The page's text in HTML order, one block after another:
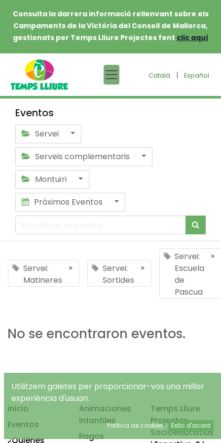
Consulta la darrera informació rellenvant sobre els
Campaments de la Victòria del Consell de Mallorca,
gestionats per Temps Lliure Projectes fent clic aquí
Català | Español
Eventos
Servei
Serveis complementaris
Montuïri
Próximos Eventos
Servei:
Matineres
×
Servei:
Sortides
×
Servei:
Escuela
de
Pascua
×
No se encontraron eventos.
Inicio
Eventos
¿Quiénes
Animaciones
infantiles
Pagos
Temps Lliure
Projectes
Socioeducatius
Utilitzem galetes per proporcionar-vos una millor
experiència d'usuari.
Política de cookies Estic d'acord